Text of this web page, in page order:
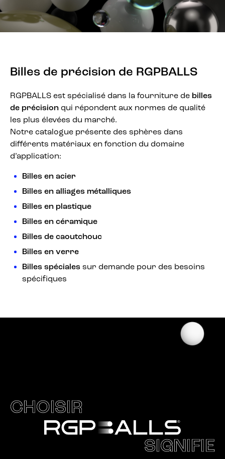
Billes de précision de RGPBALLS
RGPBALLS est spécialisé dans la fourniture de billes
de précision qui répondent aux normes de qualité
les plus élevées du marché.
Notre catalogue présente des sphères dans
différents matériaux en fonction du domaine
d’application:
Billes en acier
Billes en alliages métalliques
Billes en plastique
Billes en céramique
Billes de caoutchouc
Billes en verre
Billes spéciales sur demande pour des besoins
spécifiques
CHOISIR
SIGNIFIE